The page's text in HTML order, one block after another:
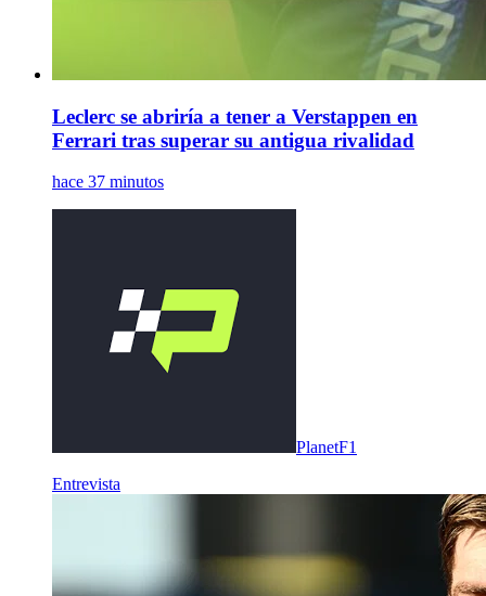
Leclerc se abriría a tener a Verstappen en
Ferrari tras superar su antigua rivalidad
hace 37 minutos
PlanetF1
Entrevista